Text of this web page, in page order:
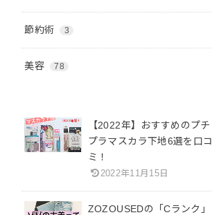
節約術 3
美容 78
【2022年】おすすめのプチ
プラマスカラ下地6選を口コ
ミ！
2022年11月15日
ZOZOUSEDの「Cランク」